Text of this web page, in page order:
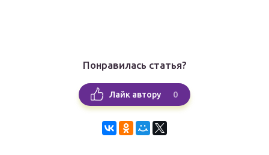
Понравилась статья?
Лайк автору 0